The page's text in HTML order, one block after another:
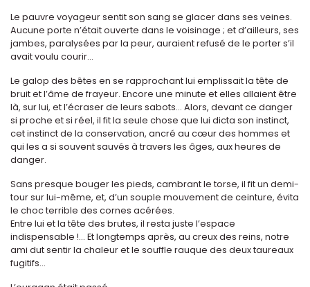
Le pauvre voyageur sentit son sang se glacer dans ses veines.
Aucune porte n’était ouverte dans le voisinage ; et d’ailleurs, ses
jambes, paralysées par la peur, auraient refusé de le porter s’il
avait voulu courir...
Le galop des bêtes en se rapprochant lui emplissait la tête de
bruit et l’âme de frayeur. Encore une minute et elles allaient être
là, sur lui, et l’écraser de leurs sabots... Alors, devant ce danger
si proche et si réel, il fit la seule chose que lui dicta son instinct,
cet instinct de la conservation, ancré au cœur des hommes et
qui les a si souvent sauvés à travers les âges, aux heures de
danger.
Sans presque bouger les pieds, cambrant le torse, il fit un demi-
tour sur lui-même, et, d’un souple mouvement de ceinture, évita
le choc terrible des cornes acérées.
Entre lui et la tête des brutes, il resta juste l’espace
indispensable !... Et longtemps après, au creux des reins, notre
ami dut sentir la chaleur et le souffle rauque des deux taureaux
fugitifs...